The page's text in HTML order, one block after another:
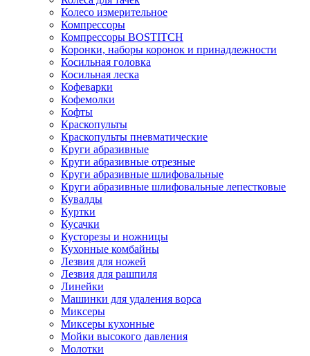
Колесо измерительное
Компрессоры
Компрессоры BOSTITCH
Коронки, наборы коронок и принадлежности
Косильная головка
Косильная леска
Кофеварки
Кофемолки
Кофты
Краскопульты
Краскопульты пневматические
Круги абразивные
Круги абразивные отрезные
Круги абразивные шлифовальные
Круги абразивные шлифовальные лепестковые
Кувалды
Куртки
Кусачки
Кусторезы и ножницы
Кухонные комбайны
Лезвия для ножей
Лезвия для рашпиля
Линейки
Машинки для удаления ворса
Миксеры
Миксеры кухонные
Мойки высокого давления
Молотки